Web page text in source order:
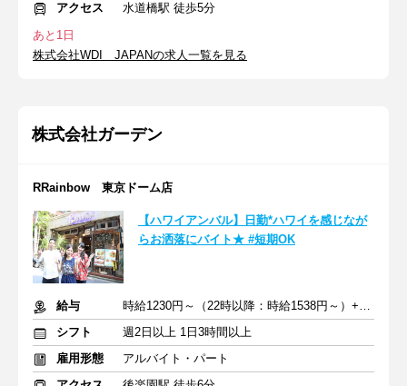
アクセス
水道橋駅 徒歩5分
あと1日
株式会社WDI JAPANの求人一覧を見る
株式会社ガーデン
RRainbow 東京ドーム店
【ハワイアンバル】日勤*ハワイを感じなが
らお洒落にバイト★ #短期OK
給与
時給1230円～（22時以降：時給1538円～）+交通費
シフト
週2日以上 1日3時間以上
雇用形態
アルバイト・パート